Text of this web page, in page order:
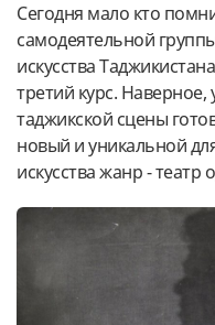
Сегодня мало кто
самодеятельной
искусства
третий курс.
таджикской сцены
новый и уникальной
искусства жанр - театр